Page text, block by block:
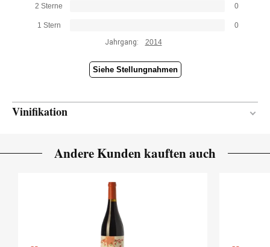
2 Sterne 0
1 Stern
0
Jahrgang:
2014
Siehe Stellungnahmen
Vinifikation
WEINBEREITUNGAndere Kunden kauften auch